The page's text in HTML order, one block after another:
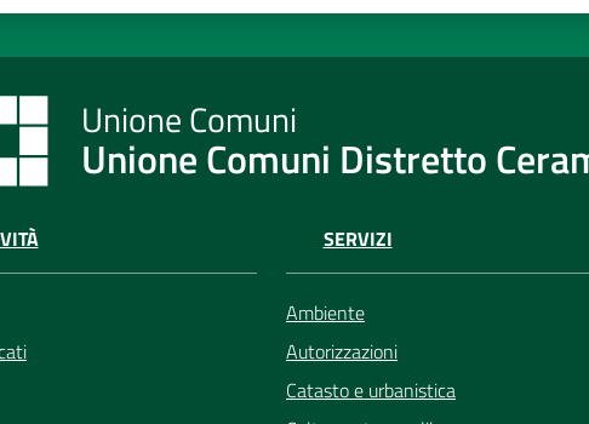
Unione Comuni Distretto
SERVIZI
Ambiente
Autorizzazioni
Catasto e urbanistica